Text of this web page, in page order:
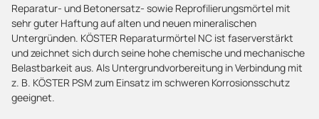
Reparatur- und Betonersatz- sowie Reprofilierungsmörtel mit
sehr guter Haftung auf alten und neuen mineralischen
Untergründen. KÖSTER Reparaturmörtel NC ist faserverstärkt
und zeichnet sich durch seine hohe chemische und mechanische
Belastbarkeit aus. Als Untergrundvorbereitung in Verbindung mit
z. B. KÖSTER PSM zum Einsatz im schweren Korrosionsschutz
geeignet.